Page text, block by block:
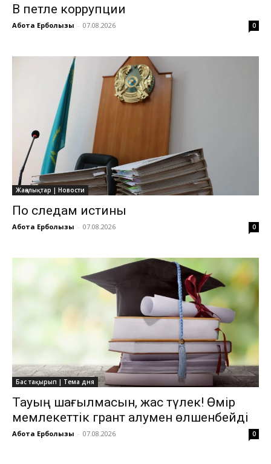
В петле коррупции
Ақбота Ерболқызы - 07.08.2026 0
Жаңалықтар | Новости
По следам истины
Ақбота Ерболқызы - 07.08.2026 0
Бас тақырып | Тема дня
Тауың шағылмасын, жас түлек! Өмiр
мемлекеттiк грант алумен өлшенбейдi
Ақбота Ерболқызы - 07.08.2026 0